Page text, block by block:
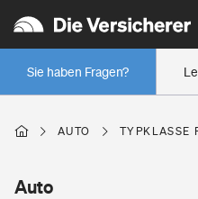
Sie haben Fragen?
Wer versichert was: Jetzt
Regionalklassen: So ist Ihre
Wer versichert was: Jetzt
AUTO TYPKLASSE
Auto